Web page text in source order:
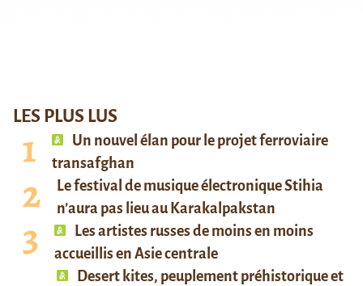
LES PLUS LUS
Un nouvel élan pour le projet ferroviaire
transafghan
Le festival de musique électronique Stihia
n’aura pas lieu au Karakalpakstan
Les artistes russes de moins en moins
accueillis en Asie centrale
Desert kites, peuplement préhistorique et